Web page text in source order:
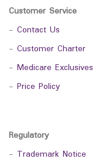
Customer Service
- Contact Us
- Customer Charter
- Medicare Exclusives
- Price Policy
Regulatory
- Trademark Notice